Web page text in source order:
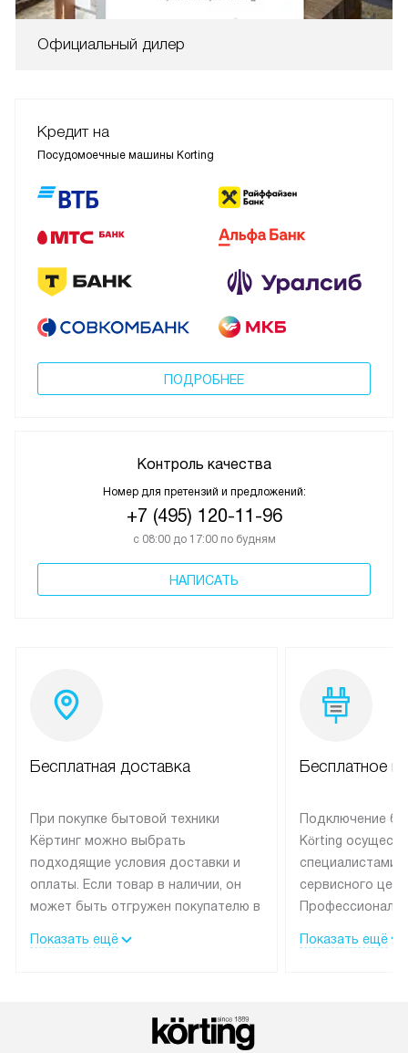
Официальный дилер
Кредит на
Посудомоечные машины Korting
ПОДРОБНЕЕ
Контроль качества
Номер для претензий и предложений:
+7 (495) 120-11-96
с 08:00 до 17:00 по будням
НАПИСАТЬ
Бесплатная доставка
При покупке бытовой техники
Кёртинг можно выбрать
подходящие условия доставки и
оплаты. Если товар в наличии, он
может быть отгружен покупателю в
оплачивается дополнительно.
Показать ещё
Бесплатное
Подключение
Körting
специалистами
сервисного
эксплуатации
Показать ещё